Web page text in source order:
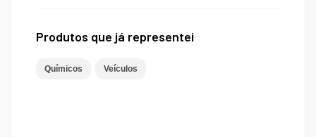
Produtos que já representei
Químicos Veículos